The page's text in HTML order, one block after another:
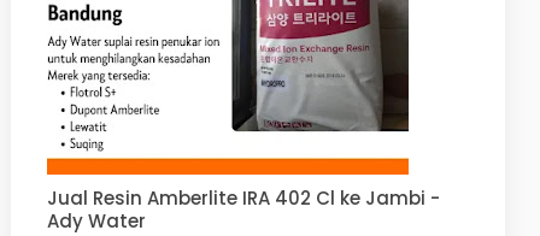
Jual Resin Amberlite IRA 402 Cl ke Jambi -
Ady Water